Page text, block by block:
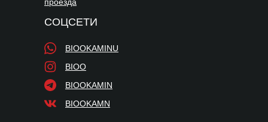
проезда
СОЦСЕТИ
BIOO
BIOOKAMINU
BIOOKAMIN
BIOOKAMN